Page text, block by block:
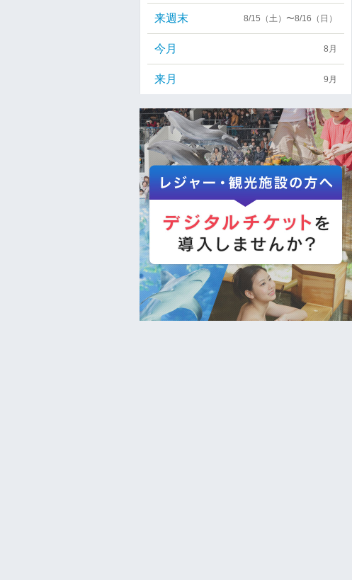
来週末 8/15（土）〜8/16（日）
今月 8月
来月 9月